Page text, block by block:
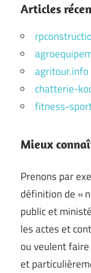
Articles
agritour.info
chatterie-
fitness-
Mieux
Prenons par
définition de «
public et
les actes et
ou veulent
et